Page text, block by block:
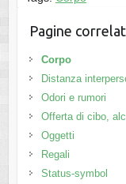
Pagine
Corpo
Distanza
Odori e rumori
Offerta di cibo,
Oggetti
Regali
Status-symbol